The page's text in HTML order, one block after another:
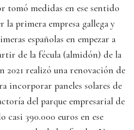
tomó medidas en ese sentido
la primera empresa gallega y
españolas en empezar a
de la fécula (almidón) de la
2021 realizó una renovación de
incorporar paneles solares de
del parque empresarial de
390.000 euros en ese